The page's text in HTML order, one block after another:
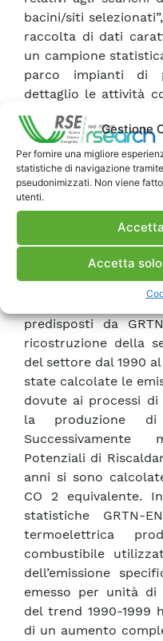
Gestione
Per fornire una migliore
statistiche di navigazione
pseudonimizzati. Non viene
utenti.
Accetta
bacini/siti
raccolta di dati
un campione
parco impianti di
dettaglio le attività
2000 possono
temi generali: �9
uso in ambito
fattori di emissione
raccolta dei dati
elettrico; �9 stima
metodologie ed i
sono state
del settore
metodologia IPCC
predisposti da
ricostruzione della
del settore dal 1990
state calcolate le
dovute ai processi
la produzione di
Potenziali di
anni si sono
CO 2 equivalente.
statistiche GRTN-
termoelettrica
combustibile
dell’emissione
emesso per unità di
del trend 1990-1999
di un aumento